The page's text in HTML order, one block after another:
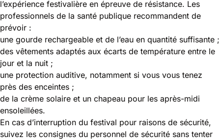
l’expérience festivalière en épreuve de résistance. Les
professionnels de la santé publique recommandent de
prévoir :
une gourde rechargeable et de l’eau en quantité suffisante ;
des vêtements adaptés aux écarts de température entre le
jour et la nuit ;
une protection auditive, notamment si vous vous tenez
près des enceintes ;
de la crème solaire et un chapeau pour les après-midi
ensoleillées.
En cas d’interruption du festival pour raisons de sécurité,
suivez les consignes du personnel de sécurité sans tenter